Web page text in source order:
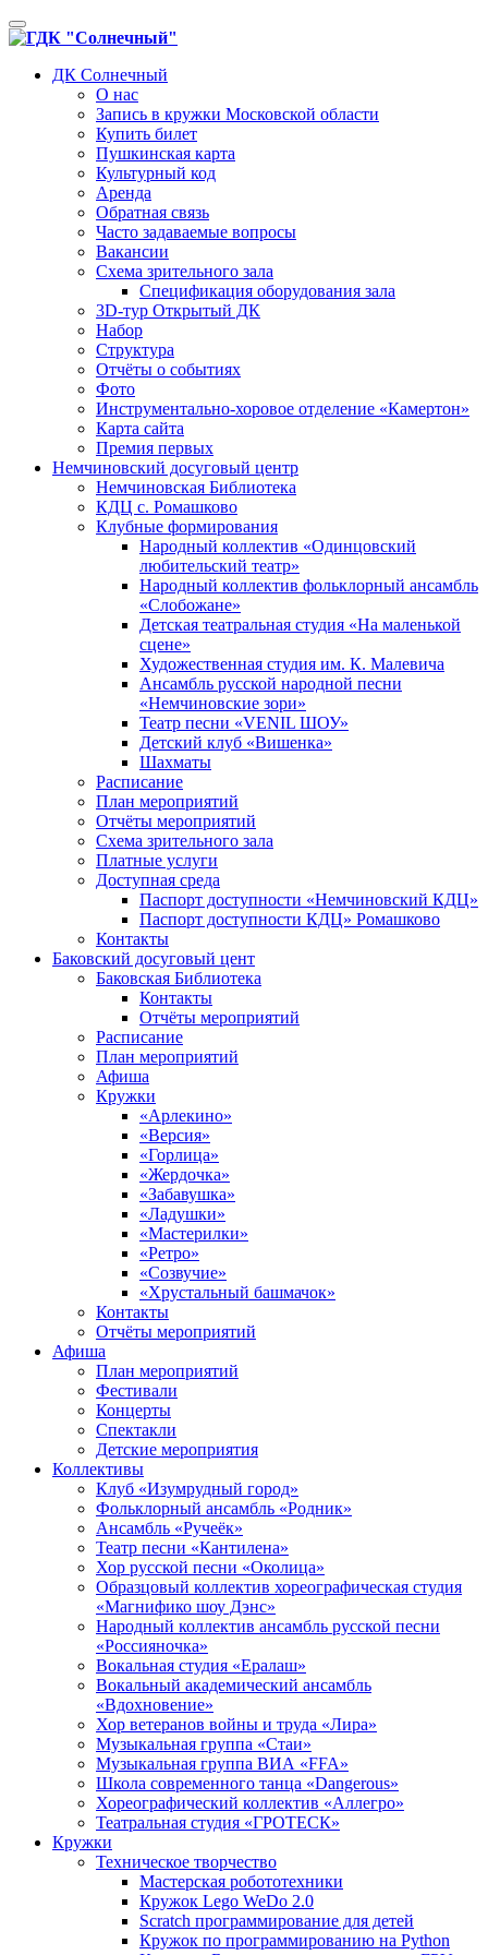
Toggle
navigation
ДК Солнечный
О нас
Запись в кружки Московской области
Купить билет
Пушкинская карта
Культурный код
Аренда
Обратная связь
Часто задаваемые вопросы
Вакансии
Схема зрительного зала
Спецификация оборудования зала
3D-тур Открытый ДК
Набор
Структура
Отчёты о событиях
Фото
Инструментально-хоровое отделение «Камертон»
Карта сайта
Премия первых
Немчиновский досуговый центр
Немчиновская Библиотека
КДЦ с. Ромашково
Клубные формирования
Народный коллектив «Одинцовский
любительский театр»
Народный коллектив фольклорный ансамбль
«Слобожане»
Детская театральная студия «На маленькой
сцене»
Художественная студия им. К. Малевича
Ансамбль русской народной песни
«Немчиновские зори»
Театр песни «VENIL ШОУ»
Детский клуб «Вишенка»
Шахматы
Расписание
План мероприятий
Отчёты мероприятий
Схема зрительного зала
Платные услуги
Доступная среда
Паспорт доступности «Немчиновский КДЦ»
Паспорт доступности КДЦ» Ромашково
Контакты
Баковский досуговый цент
Баковская Библиотека
Контакты
Отчёты мероприятий
Расписание
План мероприятий
Афиша
Кружки
«Арлекино»
«Версия»
«Горлица»
«Жердочка»
«Забавушка»
«Ладушки»
«Мастерилки»
«Ретро»
«Созвучие»
«Хрустальный башмачок»
Контакты
Отчёты мероприятий
Афиша
План мероприятий
Фестивали
Концерты
Спектакли
Детские мероприятия
Коллективы
Клуб «Изумрудный город»
Фольклорный ансамбль «Родник»
Ансамбль «Ручеёк»
Театр песни «Кантилена»
Хор русской песни «Околица»
Образцовый коллектив хореографическая студия
«Магнифико шоу Дэнс»
Народный коллектив ансамбль русской песни
«Россияночка»
Вокальная студия «Ералаш»
Вокальный академический ансамбль
«Вдохновение»
Хор ветеранов войны и труда «Лира»
Музыкальная группа «Стаи»
Музыкальная группа ВИА «FFA»
Школа современного танца «Dangerous»
Хореографический коллектив «Аллегро»
Театральная студия «ГРОТЕСК»
Кружки
Техническое творчество
Мастерская робототехники
Кружок Lego WeDo 2.0
Scratch программирование для детей
Кружок по программированию на Python